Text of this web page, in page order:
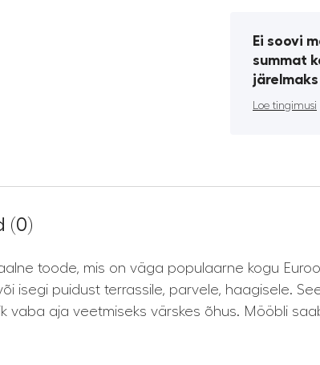
Ei soovi
summat
Loe tingimusi
(0)
toode, mis on väga populaarne kogu
isegi puidust terrassile, parvele, haagisele.
vaba aja veetmiseks värskes õhus. Mööbli